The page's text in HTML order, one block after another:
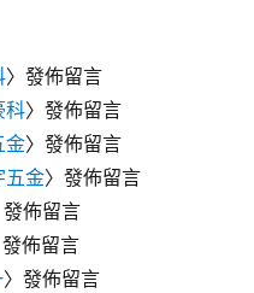
〉發佈留言
科〉發佈留言
金〉發佈留言
五金〉發佈留言
發佈留言
佈留言
〉發佈留言